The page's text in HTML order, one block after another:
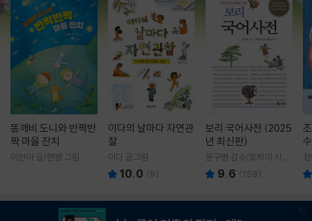
똥깨비 도니와 반짝반
짝 마을 잔치
이현아 글/핸짱 그림
이다의 날마다 자연관
찰
이다 글그림
10.0 (9)
보리 국어사전 (2025
년 최신판)
윤구병 감수/토박이 사전
편찬실 편
9.6 (158)